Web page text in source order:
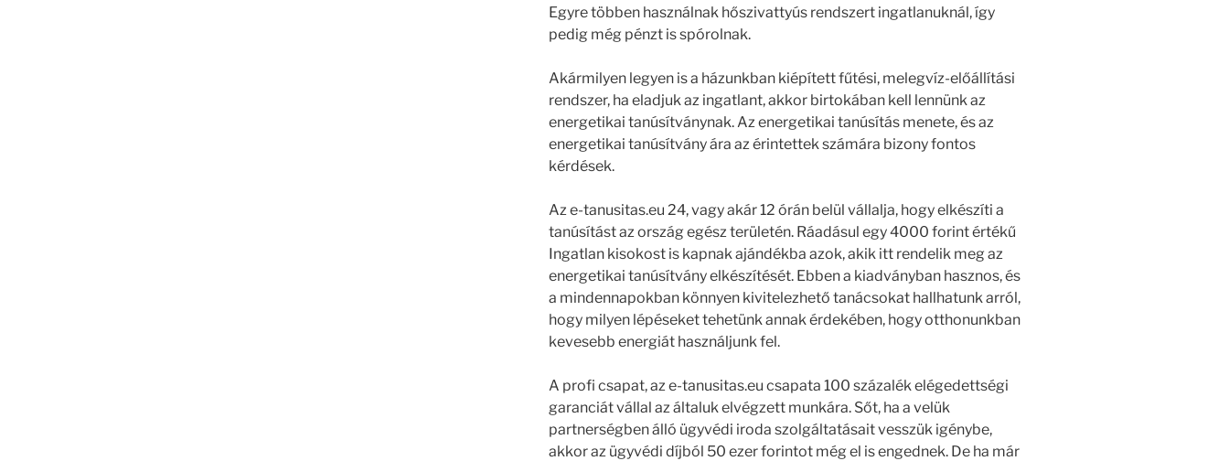
Egyre többen használnak hőszivattyús rendszert ingatlanuknál, így
pedig még pénzt is spórolnak.
Akármilyen legyen is a házunkban kiépített fűtési, melegvíz-előállítási
rendszer, ha eladjuk az ingatlant, akkor birtokában kell lennünk az
energetikai tanúsítványnak. Az energetikai tanúsítás menete, és az
energetikai tanúsítvány ára az érintettek számára bizony fontos
kérdések.
Az e-tanusitas.eu 24, vagy akár 12 órán belül vállalja, hogy elkészíti a
tanúsítást az ország egész területén. Ráadásul egy 4000 forint értékű
Ingatlan kisokost is kapnak ajándékba azok, akik itt rendelik meg az
energetikai tanúsítvány elkészítését. Ebben a kiadványban hasznos, és
a mindennapokban könnyen kivitelezhető tanácsokat hallhatunk arról,
hogy milyen lépéseket tehetünk annak érdekében, hogy otthonunkban
kevesebb energiát használjunk fel.
A profi csapat, az e-tanusitas.eu csapata 100 százalék elégedettségi
garanciát vállal az általuk elvégzett munkára. Sőt, ha a velük
partnerségben álló ügyvédi iroda szolgáltatásait vesszük igénybe,
akkor az ügyvédi díjból 50 ezer forintot még el is engednek. De ha már